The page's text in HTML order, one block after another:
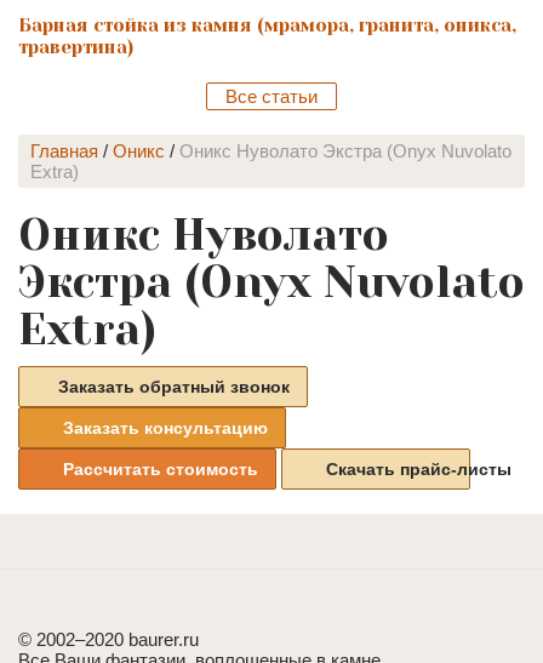
Барная стойка из камня (мрамора, гранита, оникса,
травертина)
Все статьи
Главная / Оникс / Оникс Нуволато Экстра (Onyx Nuvolato
Extra)
Оникс Нуволато
Экстра (Onyx Nuvolato
Extra)
Заказать обратный звонок
Заказать консультацию
Рассчитать стоимость Скачать прайс-листы
© 2002–2020 baurer.ru